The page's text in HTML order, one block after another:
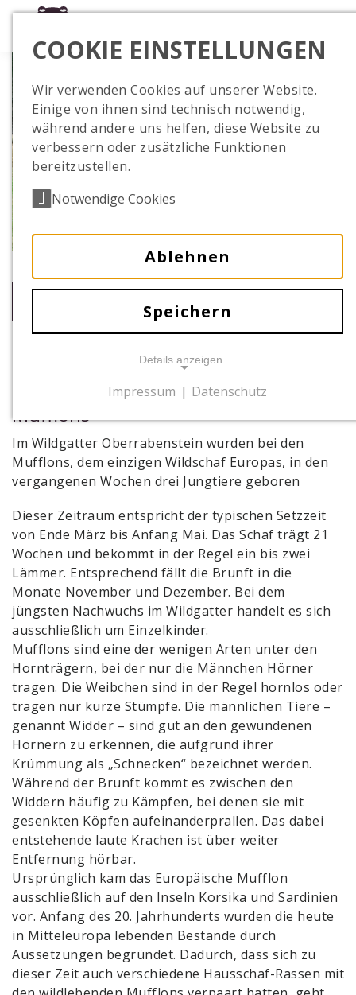
Dreifacher Nachwuchs bei den
Mufflons
Im Wildgatter Oberrabenstein wurden bei den
Mufflons, dem einzigen Wildschaf Europas, in den
vergangenen Wochen drei Jungtiere geboren
Dieser Zeitraum entspricht der typischen Setzzeit
von Ende März bis Anfang Mai. Das Schaf trägt 21
Wochen und bekommt in der Regel ein bis zwei
Lämmer. Entsprechend fällt die Brunft in die
Monate November und Dezember. Bei dem
jüngsten Nachwuchs im Wildgatter handelt es sich
ausschließlich um Einzelkinder.
Mufflons sind eine der wenigen Arten unter den
Hornträgern, bei der nur die Männchen Hörner
tragen. Die Weibchen sind in der Regel hornlos oder
tragen nur kurze Stümpfe. Die männlichen Tiere –
genannt Widder – sind gut an den gewundenen
Hörnern zu erkennen, die aufgrund ihrer
Krümmung als „Schnecken“ bezeichnet werden.
Während der Brunft kommt es zwischen den
Widdern häufig zu Kämpfen, bei denen sie mit
gesenkten Köpfen aufeinanderprallen. Das dabei
entstehende laute Krachen ist über weiter
Entfernung hörbar.
Ursprünglich kam das Europäische Mufflon
ausschließlich auf den Inseln Korsika und Sardinien
vor. Anfang des 20. Jahrhunderts wurden die heute
in Mitteleuropa lebenden Bestände durch
Aussetzungen begründet. Dadurch, dass sich zu
dieser Zeit auch verschiedene Hausschaf-Rassen mit
COOKIE EINSTELLUNGEN
Wir verwenden Cookies auf unserer Website.
Einige von ihnen sind technisch notwendig,
während andere uns helfen, diese Website zu
verbessern oder zusätzliche Funktionen
bereitzustellen.
Notwendige Cookies
Ablehnen
Speichern
Details anzeigen
NOTWENDIGE COOKIES
Notwendige Cookies ermöglichen
grundlegende Funktionen und sind für die
einwandfreie Funktion der Website
erforderlich.
Cookie Consent
Name:
cookie_consent
Zweck:
Dieses Cookie speichert die gewählten
Einwilligungsoptionen des Nutzers
Cookie Laufzeit:
1 Jahr
Impressum | Datenschutz